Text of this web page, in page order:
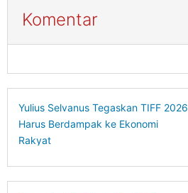
Komentar
Yulius Selvanus Tegaskan TIFF 2026
Harus Berdampak ke Ekonomi
Rakyat